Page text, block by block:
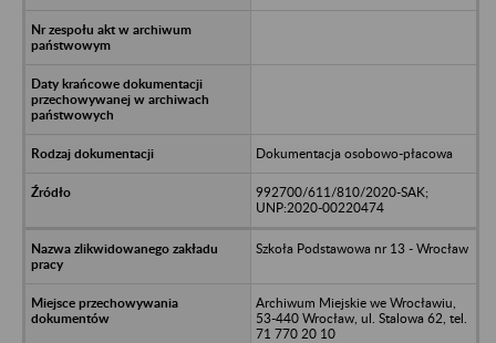
Dokumentacja osobowo-płacowa
992700/611/810/2020-SAK;
UNP:2020-00220474
Szkoła Podstawowa nr 13 - Wrocław
Archiwum Miejskie we Wrocławiu,
53-440 Wrocław, ul. Stalowa 62, tel.
71 770 20 10